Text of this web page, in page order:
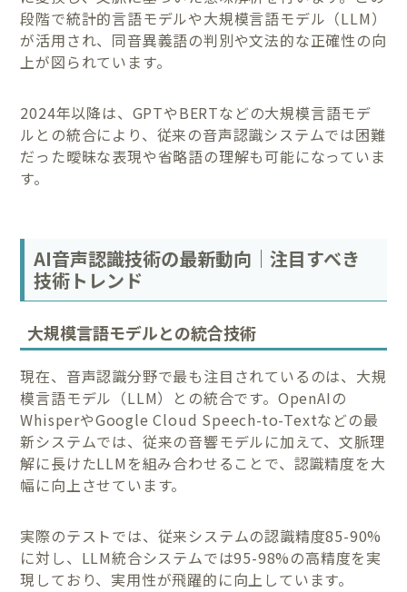
段階で統計的言語モデルや大規模言語モデル（LLM）
が活用され、同音異義語の判別や文法的な正確性の向
上が図られています。
2024年以降は、GPTやBERTなどの大規模言語モデ
ルとの統合により、従来の音声認識システムでは困難
だった曖昧な表現や省略語の理解も可能になっていま
す。
AI音声認識技術の最新動向｜注目すべき
技術トレンド
大規模言語モデルとの統合技術
現在、音声認識分野で最も注目されているのは、大規
模言語モデル（LLM）との統合です。OpenAIの
WhisperやGoogle Cloud Speech-to-Textなどの最
新システムでは、従来の音響モデルに加えて、文脈理
解に長けたLLMを組み合わせることで、認識精度を大
幅に向上させています。
実際のテストでは、従来システムの認識精度85-90%
に対し、LLM統合システムでは95-98%の高精度を実
現しており、実用性が飛躍的に向上しています。